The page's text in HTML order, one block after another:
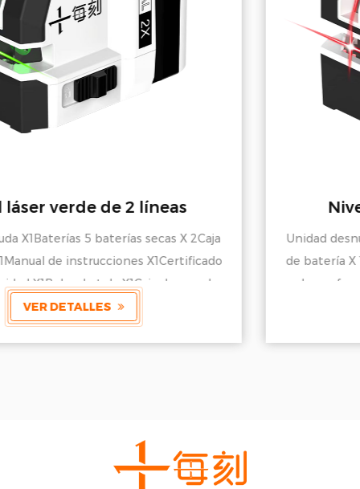
Nivel láser rojo de 2 líneas
Unidad desnuda X1Baterías 5 baterías secas X 2Caja
de batería X 1Manual de instrucciones X1Certificado
de conformidad X1Bolsa de tela X1Caja de papel